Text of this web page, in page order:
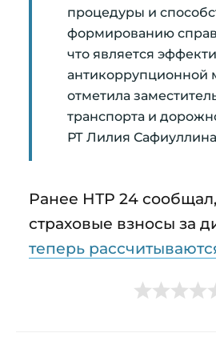
процедуры и
формированию
что является
антикоррупционной
отметила
транспорта и
РТ Лилия
Ранее НТР 24
страховые взносы за
теперь